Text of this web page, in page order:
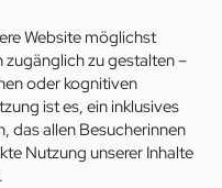
Website möglichst
zu gestalten –
oder kognitiven
ist es, ein inklusives
das allen Besucherinnen
Nutzung unserer Inhalte